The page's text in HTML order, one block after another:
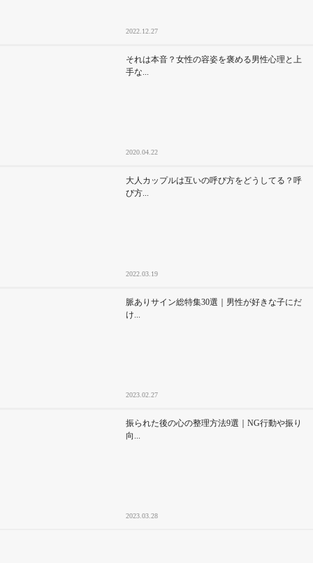
2022.12.27
それは本音？女性の容姿を褒める男性心理と上
手な...
2020.04.22
大人カップルは互いの呼び方をどうしてる？呼
び方...
2022.03.19
脈ありサイン総特集30選｜男性が好きな子にだ
け...
2023.02.27
振られた後の心の整理方法9選｜NG行動や振り
向...
2023.03.28